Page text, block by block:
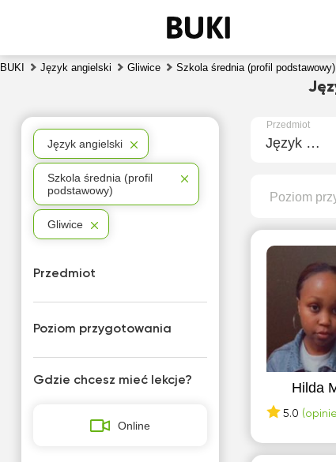
BUKI Język angielski Gliwice Szkola średnia (profil podstawowy)
Przedmiot
Język angielski
Poziom
Hilda
5.0
Język angielski
Szkola średnia (profil
podstawowy)
Gliwice
Przedmiot
Poziom przygotowania
Gdzie chcesz mieć lekcje?
Online